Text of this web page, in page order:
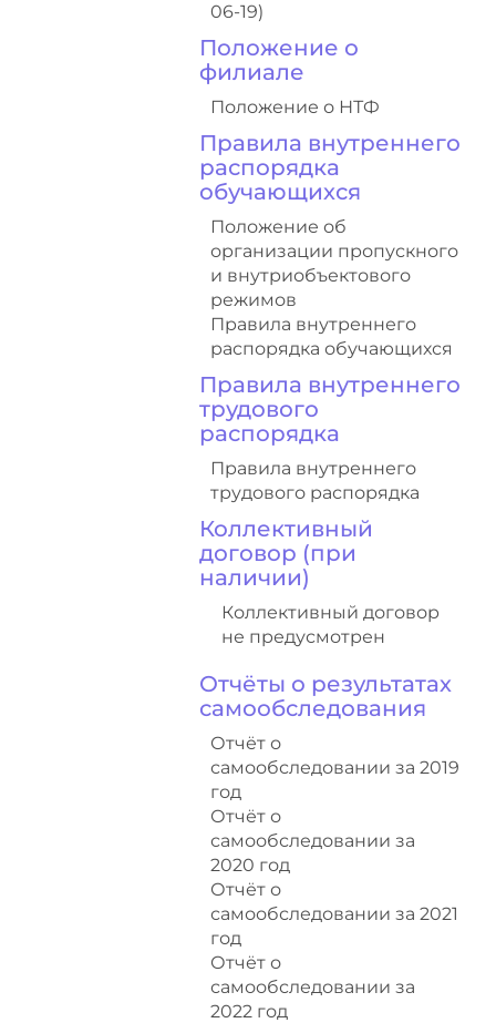
06-19)
Положение о
филиале
Положение о НТФ
Правила внутреннего
распорядка
обучающихся
Положение об
организации пропускного
и внутриобъектового
режимов
Правила внутреннего
распорядка обучающихся
Правила внутреннего
трудового
распорядка
Правила внутреннего
трудового распорядка
Коллективный
договор (при
наличии)
Коллективный договор
не предусмотрен
Отчёты о результатах
самообследования
Отчёт о
самообследовании за 2019
год
Отчёт о
самообследовании за
2020 год
Отчёт о
самообследовании за 2021
год
Отчёт о
самообследовании за
2022 год